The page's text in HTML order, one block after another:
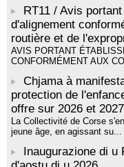
Santa Lucia di Tallà
RT11 / Avis
d'alignement
routière et de
AVIS PORTANT
CONFORMÉMENT AUX
Chjama à
protection de
offre sur 2026 et 2027
La Collectivité de Corse
jeune âge, en agissant su...
Inaugurazione di